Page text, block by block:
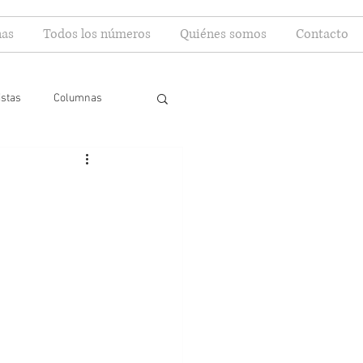
Todos los números Quiénes somos Contacto
Columnas